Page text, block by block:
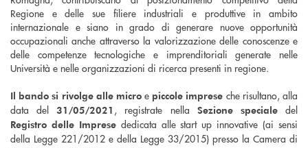
Regione e delle sue filiere industriali e produttive in ambito
internazionale e siano in grado di generare nuove opportunità
occupazionali anche attraverso la valorizzazione delle conoscenze e
delle competenze tecnologiche e imprenditoriali generate nelle
Università e nelle organizzazioni di ricerca presenti in regione.
Il bando si rivolge alle microe piccole imprese che risultano, alla
data del31/05/2021 , registrate nella Sezione specialedel
Registro delle Impresededicata alle start up innovative (ai sensi
della Legge 221/2012 e della Legge 33/2015) presso la Camera di